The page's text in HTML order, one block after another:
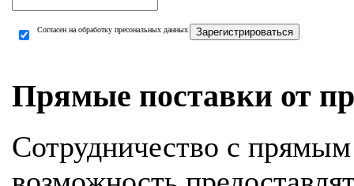
Согласен на обработку пресональных данных Зарегистрироваться
Прямые поставки от
Сотрудничество с